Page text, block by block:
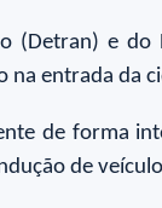
e do
entrada da
de forma
de